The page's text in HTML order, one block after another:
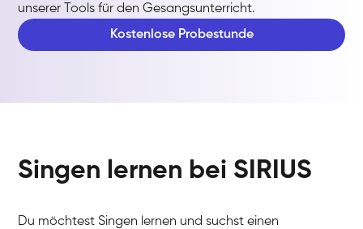
unserer Tools für den Gesangsunterricht.
Kostenlose Probestunde
Singen lernen bei SIRIUS
Du möchtest Singen lernen und suchst einen